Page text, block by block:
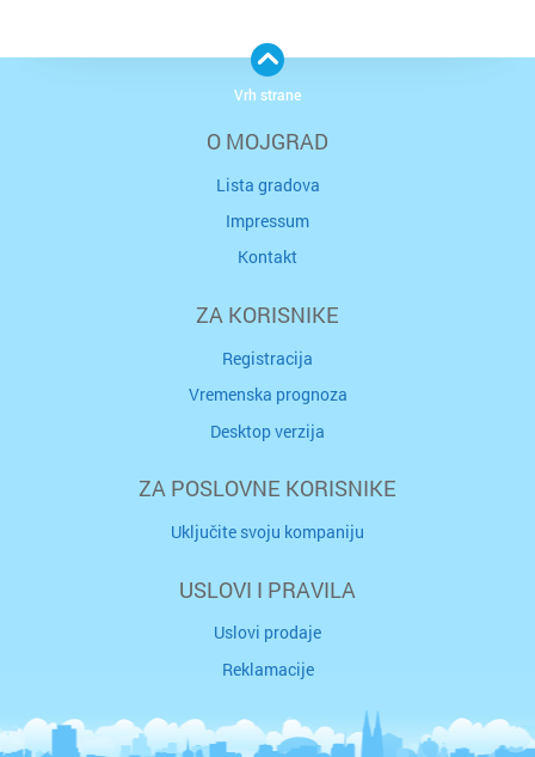
O MOJGRAD
Lista gradova
Impressum
Kontakt
ZA KORISNIKE
Registracija
Vremenska prognoza
Desktop verzija
ZA POSLOVNE KORISNIKE
Uključite svoju kompaniju
USLOVI I PRAVILA
Uslovi prodaje
Reklamacije
Vrh strane